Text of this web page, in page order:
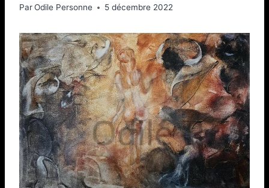
ParOdile Personne 5 décembre 2022